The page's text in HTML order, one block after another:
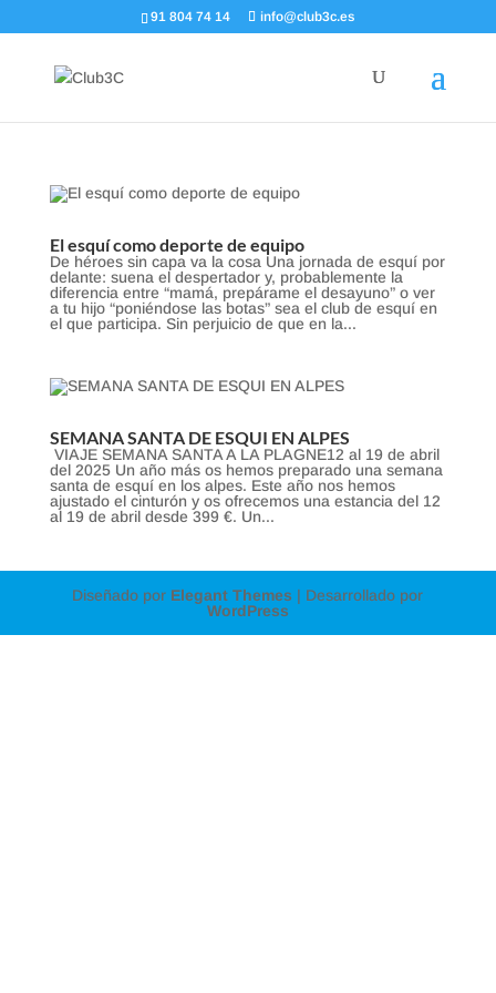
91 804 74 14 info@club3c.es
El esquí como deporte de equipo
De héroes sin capa va la cosa Una jornada de esquí por
delante: suena el despertador y, probablemente la
diferencia entre “mamá, prepárame el desayuno” o ver
a tu hijo “poniéndose las botas” sea el club de esquí en
el que participa. Sin perjuicio de que en la...
SEMANA SANTA DE ESQUI EN ALPES
VIAJE SEMANA SANTA A LA PLAGNE12 al 19 de abril
del 2025 Un año más os hemos preparado una semana
santa de esquí en los alpes. Este año nos hemos
ajustado el cinturón y os ofrecemos una estancia del 12
al 19 de abril desde 399 €. Un...
Diseñado por Elegant Themes | Desarrollado por
WordPress